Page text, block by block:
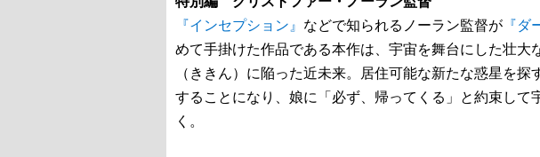
『インセプション』 などで知られるノーラン監督が 『ダ
めて手掛けた作品である本作は、宇宙を舞台にした壮大
（ききん）に陥った近未来。居住可能な新たな惑星を
することになり、娘に「必ず、帰ってくる」と約束して
く。